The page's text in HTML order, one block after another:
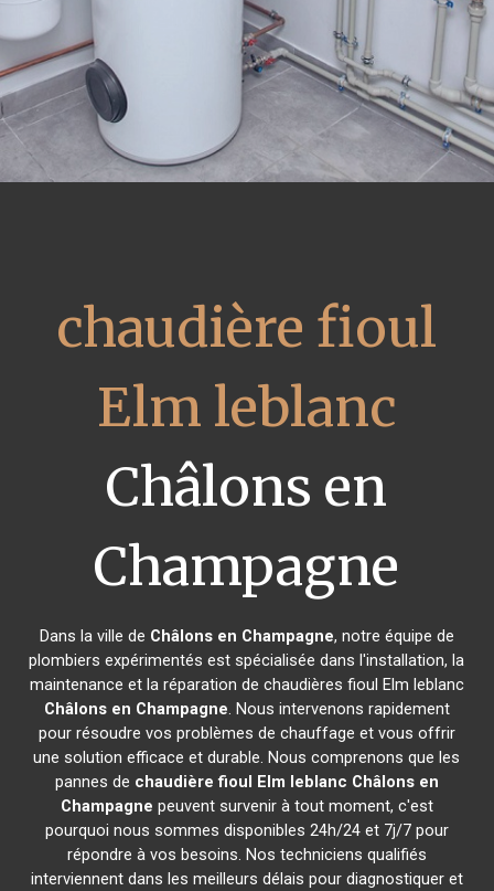
chaudière fioul
Elm leblanc
Châlons en
Champagne
Dans la ville de Châlons en Champagne, notre équipe de
plombiers expérimentés est spécialisée dans l'installation, la
maintenance et la réparation de chaudières fioul Elm leblanc
Châlons en Champagne. Nous intervenons rapidement
pour résoudre vos problèmes de chauffage et vous offrir
une solution efficace et durable. Nous comprenons que les
pannes de chaudière fioul Elm leblanc Châlons en
Champagne peuvent survenir à tout moment, c'est
pourquoi nous sommes disponibles 24h/24 et 7j/7 pour
répondre à vos besoins. Nos techniciens qualifiés
interviennent dans les meilleurs délais pour diagnostiquer et